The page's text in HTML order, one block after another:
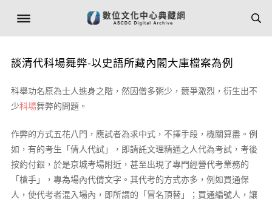
談清代科場舞弊-以史語所藏內閣大庫檔案為例
科舉功名原為士人進身之階，然因僧多粥少，競爭激烈，衍生出不
少科場舞弊的問題。
作弊的方式五花八門，應試者為求中式，不擇手段，機關算盡。例
如，有的考生「倩人代試」，即請託文理精通之人代為考試，考後
按約付銀，於是京城考場附近，甚至出現了專門經營代考業務的
「槍手」，專為場內代倩文字。其代考的方式亦多，例如買通保
人，使代考者混入場內，即所謂的「冒名頂替」；買通編號人，讓